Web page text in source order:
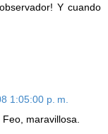
Y cuando
1:05:00 p. m.
maravillosa.